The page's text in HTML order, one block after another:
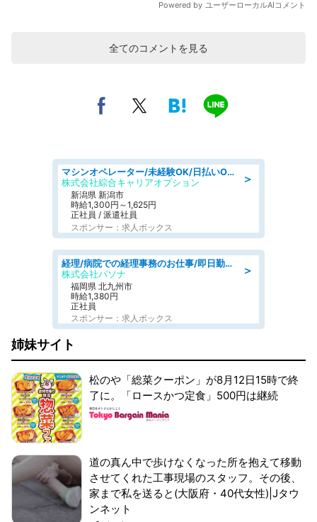
全てのコメントを見る
＞
マシンオペレーター/未経験OK/日払いOK/寮完備/交替制/20・30・40代活躍中
株式会社綜合キャリアオプション
新潟県 新潟市
時給1,300円～1,625円
正社員 / 派遣社員
スポンサー：求人ボックス
＞
経理/病院での経理事務のお仕事/即日勤務可/車通勤可/経理/一般事務
株式会社パソナ
福岡県 北九州市
時給1,380円
正社員
スポンサー：求人ボックス
姉妹サイト
松のや「総菜クーポン」が8月12日15時で終
了に。「ロースかつ定食」500円は継続
道の真ん中で歩けなくなった所を抱えて移動
させてくれた工事現場のスタッフ。その後、
家まで私を送ると(大阪府・40代女性)|Jタウ
ンネット